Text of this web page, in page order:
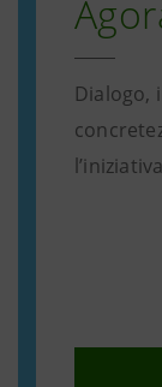
Dialogo,